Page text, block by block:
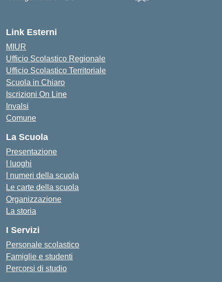
Link Esterni
MIUR
Ufficio Scolastico Regionale
Ufficio Scolastico Territoriale
Scuola in Chiaro
Iscrizioni On Line
Invalsi
Comune
La Scuola
Presentazione
I luoghi
I numeri della scuola
Le carte della scuola
Organizzazione
La storia
I Servizi
Personale scolastico
Famiglie e studenti
Percorsi di studio